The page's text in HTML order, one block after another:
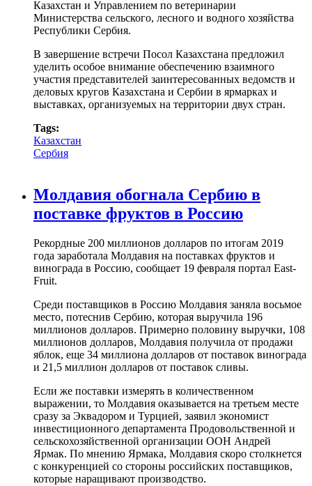
Казахстан и Управлением по ветеринарии
Министерства сельского, лесного и водного хозяйства
Республики Сербия.
В завершение встречи Посол Казахстана предложил
уделить особое внимание обеспечению взаимного
участия представителей заинтересованных ведомств и
деловых кругов Казахстана и Сербии в ярмарках и
выставках, организуемых на территории двух стран.
Tags:
Казахстан
Сербия
Молдавия обогнала Сербию в
поставке фруктов в Россию
Рекордные 200 миллионов долларов по итогам 2019
года заработала Молдавия на поставках фруктов и
винограда в Россию, сообщает 19 февраля портал East-
Fruit.
Среди поставщиков в Россию Молдавия заняла восьмое
место, потеснив Сербию, которая выручила 196
миллионов долларов. Примерно половину выручки, 108
миллионов долларов, Молдавия получила от продажи
яблок, еще 34 миллиона долларов от поставок винограда
и 21,5 миллион долларов от поставок сливы.
Если же поставки измерять в количественном
выражении, то Молдавия оказывается на третьем месте
сразу за Эквадором и Турцией, заявил экономист
инвестиционного департамента Продовольственной и
сельскохозяйственной организации ООН Андрей
Ярмак. По мнению Ярмака, Молдавия скоро столкнется
с конкуренцией со стороны российских поставщиков,
которые наращивают производство.